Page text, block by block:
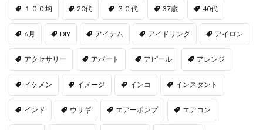
１００均 20代 ３０代 37歳 40代
6月 DIY アイテム アイドリング アイロン
アクセサリー アパート アピール アレンジ
イケメン イメージ インコ インスタント
インド ウサギ エアーポンプ エアコン